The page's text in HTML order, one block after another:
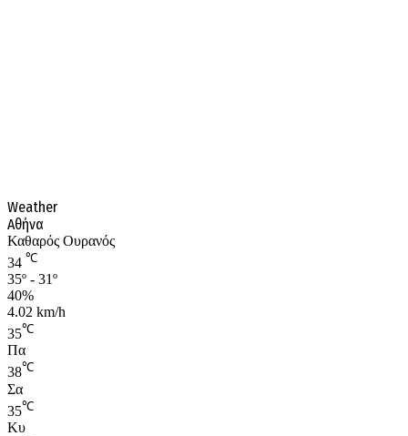
Weather
Αθήνα
Καθαρός Ουρανός
34 ℃
35º - 31º
40%
4.02 km/h
35℃
Πα
38℃
Σα
35℃
Κυ